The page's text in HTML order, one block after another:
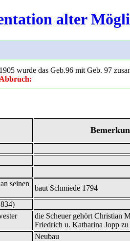
alter
1905 wurde das Geb.96 mit Geb. 97
Abbruch:
seinen
baut Schmiede 1794
die Scheuer gehört Christian
Friedrich u. Katharina Jopp
Neubau